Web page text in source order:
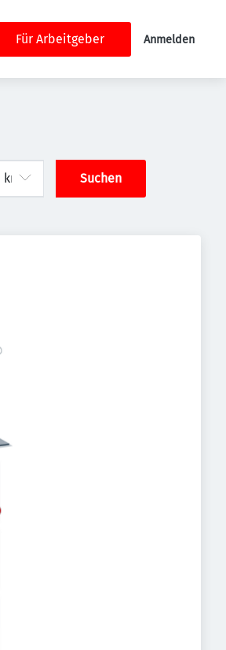
Für Arbeitgeber Anmelden
Suchen